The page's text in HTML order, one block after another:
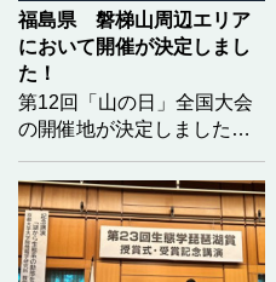
福島県 磐梯山周辺エリア
において開催が決定しまし
た！
第12回「山の日」全国大会
の開催地が決定しました！
回大会開催地を「福島県
北塩原村 磐梯町 猪苗代
町」とし、開催地決定を通
知いたしました。